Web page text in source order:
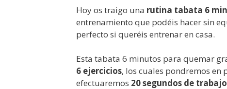
Hoy os traigo una rutina tabata 6
entrenamiento que podéis hacer sin
perfecto si queréis entrenar en casa.
Esta tabata 6 minutos para quemar
6 ejercicios, los cuales pondremos
efectuaremos 20 segundos de trabajo